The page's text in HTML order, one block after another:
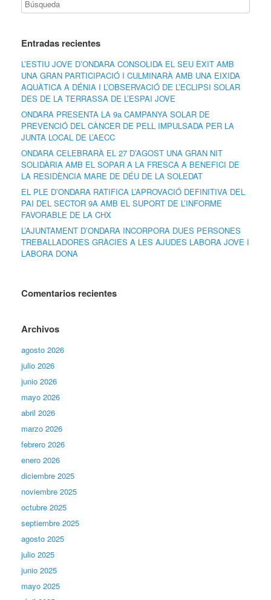
Entradas recientes
L’ESTIU JOVE D’ONDARA CONSOLIDA EL SEU ÈXIT AMB
UNA GRAN PARTICIPACIÓ I CULMINARÀ AMB UNA EIXIDA
AQUÀTICA A DÉNIA I L’OBSERVACIÓ DE L’ECLIPSI SOLAR
DES DE LA TERRASSA DE L’ESPAI JOVE
ONDARA PRESENTA LA 9a CAMPANYA SOLAR DE
PREVENCIÓ DEL CÀNCER DE PELL IMPULSADA PER LA
JUNTA LOCAL DE L’AECC
ONDARA CELEBRARÀ EL 27 D’AGOST UNA GRAN NIT
SOLIDÀRIA AMB EL SOPAR A LA FRESCA A BENEFICI DE
LA RESIDÈNCIA MARE DE DÉU DE LA SOLEDAT
EL PLE D’ONDARA RATIFICA L’APROVACIÓ DEFINITIVA DEL
PAI DEL SECTOR 9A AMB EL SUPORT DE L’INFORME
FAVORABLE DE LA CHX
L’AJUNTAMENT D’ONDARA INCORPORA DUES PERSONES
TREBALLADORES GRÀCIES A LES AJUDES LABORA JOVE I
LABORA DONA
Comentarios recientes
Archivos
agosto 2026
julio 2026
junio 2026
mayo 2026
abril 2026
marzo 2026
febrero 2026
enero 2026
diciembre 2025
noviembre 2025
octubre 2025
septiembre 2025
agosto 2025
julio 2025
junio 2025
mayo 2025